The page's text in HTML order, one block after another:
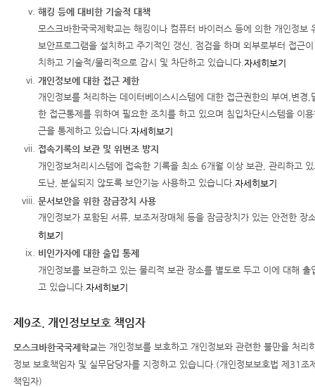
해킹 등에 대비한 기술적 대책
모스크바한국국제학교는 해킹이나 컴퓨터 바이러스 등에 의한 개인정보
보안프로그램을 설치하고 주기적인 갱신, 점검을 하며 외부로부터 접근
치하고 기술적/물리적으로 감시 및 차단하고 있습니다. 자세히보기
개인정보에 대한 접근 제한
개인정보를 처리하는 데이터베이스시스템에 대한 접근권한의 부여,변경
한 접근통제를 위하여 필요한 조치를 하고 있으며 침입차단시스템을 이
근을 통제하고 있습니다.자세히보기
접속기록의 보관 및 위변조 방지
개인정보처리시스템에 접속한 기록을 최소 6개월 이상 보관, 관리하고
도난, 분실되지 않도록 보안기능 사용하고 있습니다. 자세히보기
문서보안을 위한 잠금장치 사용
개인정보가 포함된 서류, 보조저장매체 등을 잠금장치가 있는 안전한 장
히보기
비인가자에 대한 출입 통제
개인정보를 보관하고 있는 물리적 보관 장소를 별도로 두고 이에 대해
고 있습니다. 자세히보기
제9조. 개인정보보호 책임자
모스크바한국국제학교는 개인정보를 보호하고 개인정보와 관련한 불만을 처리
정보 보호책임자 및 실무담당자를 지정하고 있습니다.(개인정보보호법 제31조
책임자)